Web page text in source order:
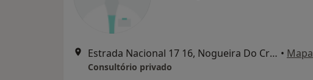
Estrada Nacional 17 16, Nogueira Do Cravo Ohp • Mapa
Consultório privado